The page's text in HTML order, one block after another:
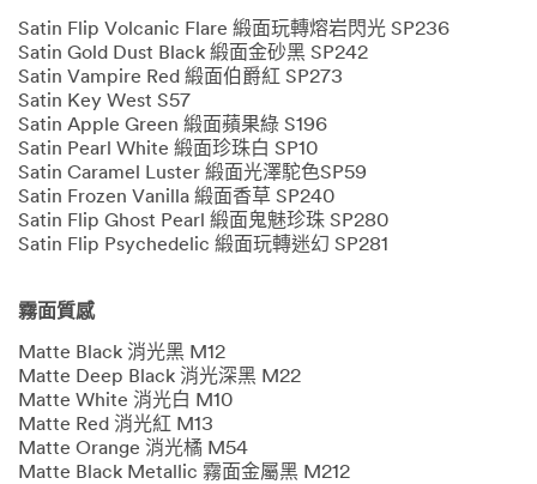
Satin Flip Volcanic Flare 緞面玩轉熔岩閃光 SP236
Satin Gold Dust Black 緞面金砂黑 SP242
Satin Vampire Red 緞面伯爵紅 SP273
Satin Key West S57
Satin Apple Green 緞面蘋果綠 S196
Satin Pearl White 緞面珍珠白 SP10
Satin Caramel Luster 緞面光澤駝色SP59
Satin Frozen Vanilla 緞面香草 SP240
Satin Flip Ghost Pearl 緞面鬼魅珍珠 SP280
Satin Flip Psychedelic 緞面玩轉迷幻 SP281
霧面質感
Matte Black 消光黑 M12
Matte Deep Black 消光深黑 M22
Matte White 消光白 M10
Matte Red 消光紅 M13
Matte Orange 消光橘 M54
Matte Black Metallic 霧面金屬黑 M212